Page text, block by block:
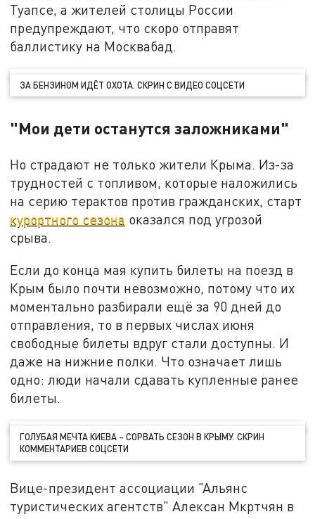
Туапсе, а жителей столицы России
предупреждают, что скоро отправят
баллистику на Москвабад.
ЗА БЕНЗИНОМ ИДЁТ ОХОТА. СКРИН С ВИДЕО СОЦСЕТИ
"Мои дети останутся заложниками"
Но страдают не только жители Крыма. Из-за
трудностей с топливом, которые наложились
на серию терактов против гражданских, старт
курортного сезона оказался под угрозой
срыва.
Если до конца мая купить билеты на поезд в
Крым было почти невозможно, потому что их
моментально разбирали ещё за 90 дней до
отправления, то в первых числах июня
свободные билеты вдруг стали доступны. И
даже на нижние полки. Что означает лишь
одно: люди начали сдавать купленные ранее
билеты.
ГОЛУБАЯ МЕЧТА КИЕВА – СОРВАТЬ СЕЗОН В КРЫМУ. СКРИН
КОММЕНТАРИЕВ СОЦСЕТИ
Вице-президент ассоциации "Альянс
туристических агентств" Алексан Мкртчян в